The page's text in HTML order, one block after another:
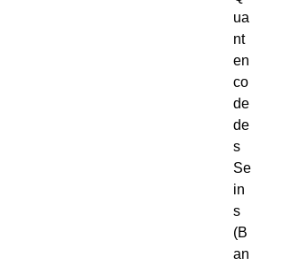
ua
nt
en
co
de
de
s
Se
in
s
(B
an